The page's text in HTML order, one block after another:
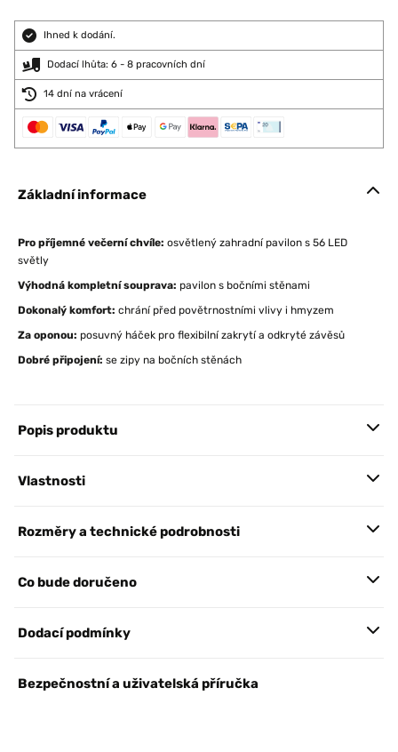
Ihned k dodání.
Dodací lhůta: 6 - 8 pracovních dní
14 dní na vrácení
Základní informace
Pro příjemné večerní chvíle: osvětlený zahradní pavilon s 56 LED
světly
Výhodná kompletní souprava: pavilon s bočními stěnami
Dokonalý komfort: chrání před povětrnostními vlivy i hmyzem
Za oponou: posuvný háček pro flexibilní zakrytí a odkryté závěsů
Dobré připojení: se zipy na bočních stěnách
Popis produktu
Vlastnosti
Rozměry a technické podrobnosti
Co bude doručeno
Dodací podmínky
Bezpečnostní a uživatelská příručka